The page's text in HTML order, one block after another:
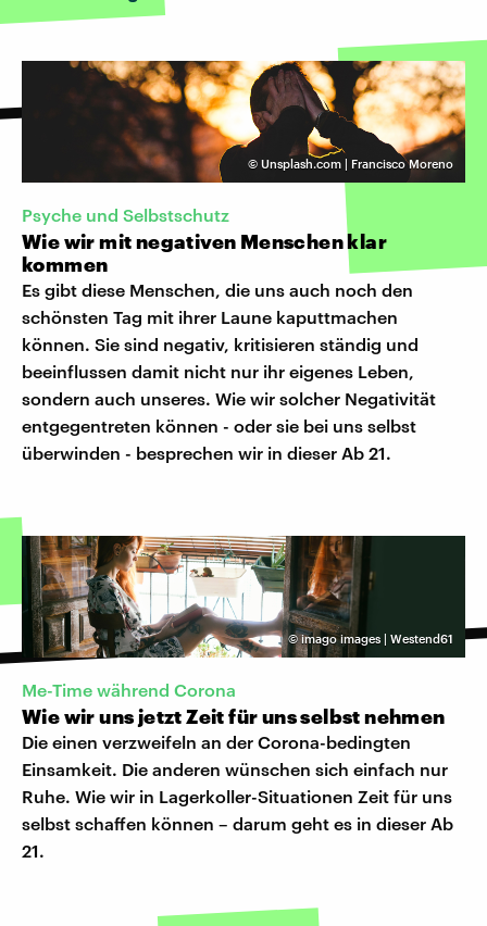
© Unsplash.com | Francisco Moreno
Psyche und Selbstschutz
Wie wir mit negativen Menschen klar
kommen
Es gibt diese Menschen, die uns auch noch den
schönsten Tag mit ihrer Laune kaputtmachen
können. Sie sind negativ, kritisieren ständig und
beeinflussen damit nicht nur ihr eigenes Leben,
sondern auch unseres. Wie wir solcher Negativität
entgegentreten können - oder sie bei uns selbst
überwinden - besprechen wir in dieser Ab 21.
©imago images | Westend61
Me-Time während Corona
Wie wir uns jetzt Zeit für uns selbst nehmen
Die einen verzweifeln an der Corona-bedingten
Einsamkeit. Die anderen wünschen sich einfach nur
Ruhe. Wie wir in Lagerkoller-Situationen Zeit für uns
selbst schaffen können – darum geht es in dieser Ab
21.